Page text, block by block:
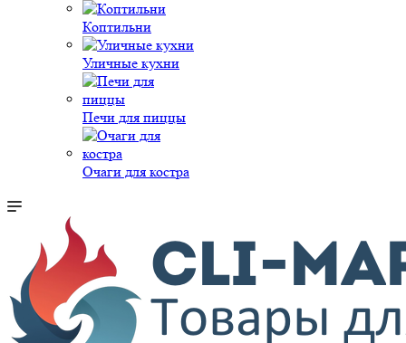
Коптильни
Уличные кухни
Печи для пиццы
Очаги для костра